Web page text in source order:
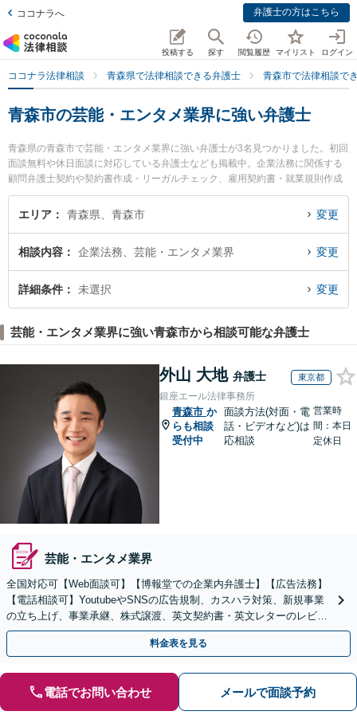
ココナラへ 弁護士の方はこちら
投稿する 探す 閲覧履歴 マイリスト ログイン
ココナラ法律相談 青森県で法律相談できる弁護士 青森市で法律相談で
青森市の芸能・エンタメ業界に強い弁護士
青森県の青森市で芸能・エンタメ業界に強い弁護士が3名見つかりました。初回
面談無料や休日面談に対応している弁護士なども掲載中。企業法務に関係する
顧問弁護士契約や契約書作成・リーガルチェック、雇用契約書・就業規則作成
等の細かな分野での絞り込み検索もでき便利です。特に須藤真悟法律事務所の
須藤 真悟弁護士や青い森法律事務所の小澤 博之弁護士、弁護士法人青森リーガ
生した芸能・エンタメ業界のトラブルを今すぐに弁護士に相談したい』『芸
能・エンタメ業界のトラブル解決の実績豊富な近くの弁護士を検索したい』
『初回相談無料で芸能・エンタメ業界を法律相談できる青森市内の弁護士に相
エリア 青森県、青森市 変更
相談内容 企業法務、芸能・エンタメ業界 変更
詳細条件 未選択 変更
芸能・エンタメ業界に強い青森市から相談可能な弁護士
外山 大地 弁護士 東京都
銀座エール法律事務所
青森市 か
らも相談
受付中
面談方法(対面・電
話・ビデオなど)は
応相談
営業時
間：本日
定休日
芸能・エンタメ業界
全国対応可【Web面談可】【博報堂での企業内弁護士】【広告法務】
【電話相談可】YoutubeやSNSの広告規制、カスハラ対策、新規事業
の立ち上げ、事業承継、株式譲渡、英文契約書・英文レターのレビュ
ー・ドラフトなどに対応。
料金表を見る
電話でお問い合わせ メールで面談予約